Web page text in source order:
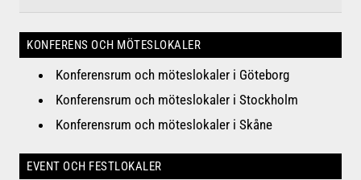
KONFERENS OCH MÖTESLOKALER
Konferensrum och möteslokaler i Göteborg
Konferensrum och möteslokaler i Stockholm
Konferensrum och möteslokaler i Skåne
EVENT OCH FESTLOKALER